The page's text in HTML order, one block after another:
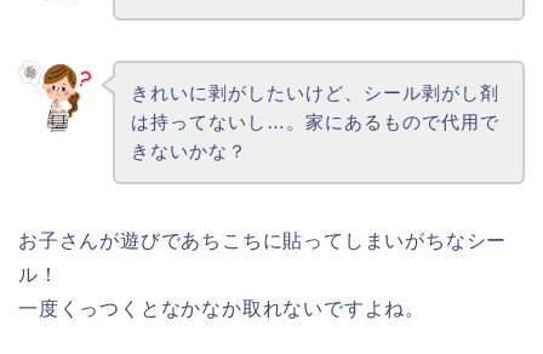
きれいに剥がしたいけど、シール剥がし剤
は持ってないし…。家にあるもので代用で
きないかな？
お子さんが遊びであちこちに貼ってしまいがちなシー
ル！
一度くっつくとなかなか取れないですよね。